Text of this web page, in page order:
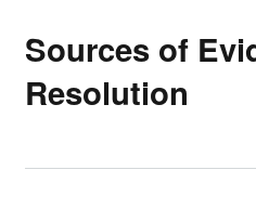
Sources of
Resolution